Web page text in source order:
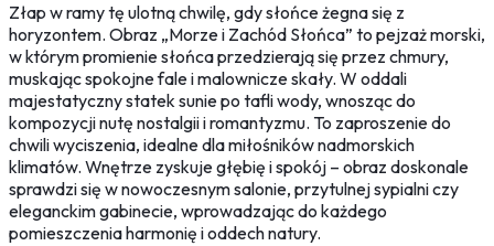
Złap w ramy tę ulotną chwilę, gdy słońce żegna się z
horyzontem. Obraz „Morze i Zachód Słońca” to pejzaż morski,
w którym promienie słońca przedzierają się przez chmury,
muskając spokojne fale i malownicze skały. W oddali
majestatyczny statek sunie po tafli wody, wnosząc do
kompozycji nutę nostalgii i romantyzmu. To zaproszenie do
chwili wyciszenia, idealne dla miłośników nadmorskich
klimatów. Wnętrze zyskuje głębię i spokój – obraz doskonale
sprawdzi się w nowoczesnym salonie, przytulnej sypialni czy
eleganckim gabinecie, wprowadzając do każdego
pomieszczenia harmonię i oddech natury.